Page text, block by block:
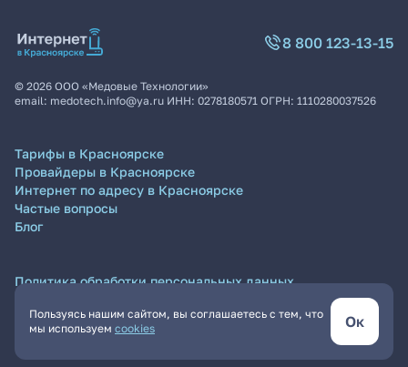
Пользуясь нашим сайтом, вы соглашаетесь с тем, что
мы используем cookies Ок
8 800 123-13-15
© 2026 ООО «Медовые Технологии»
email: medotech.info@ya.ru ИНН: 0278180571 ОГРН: 1110280037526
Тарифы в Красноярске
Провайдеры в Красноярске
Интернет по адресу в Красноярске
Частые вопросы
Блог
Политика обработки персональных данных
Пользовательское соглашение